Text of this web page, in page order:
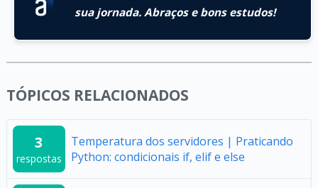
sua jornada. Abraços e bons estudos!
TÓPICOS RELACIONADOS
3
respostas
Temperatura dos servidores | Praticando
Python: condicionais if, elif e else